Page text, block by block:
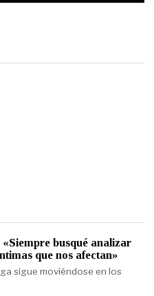
busqué analizar
que nos afectan»
sigue moviéndose en los